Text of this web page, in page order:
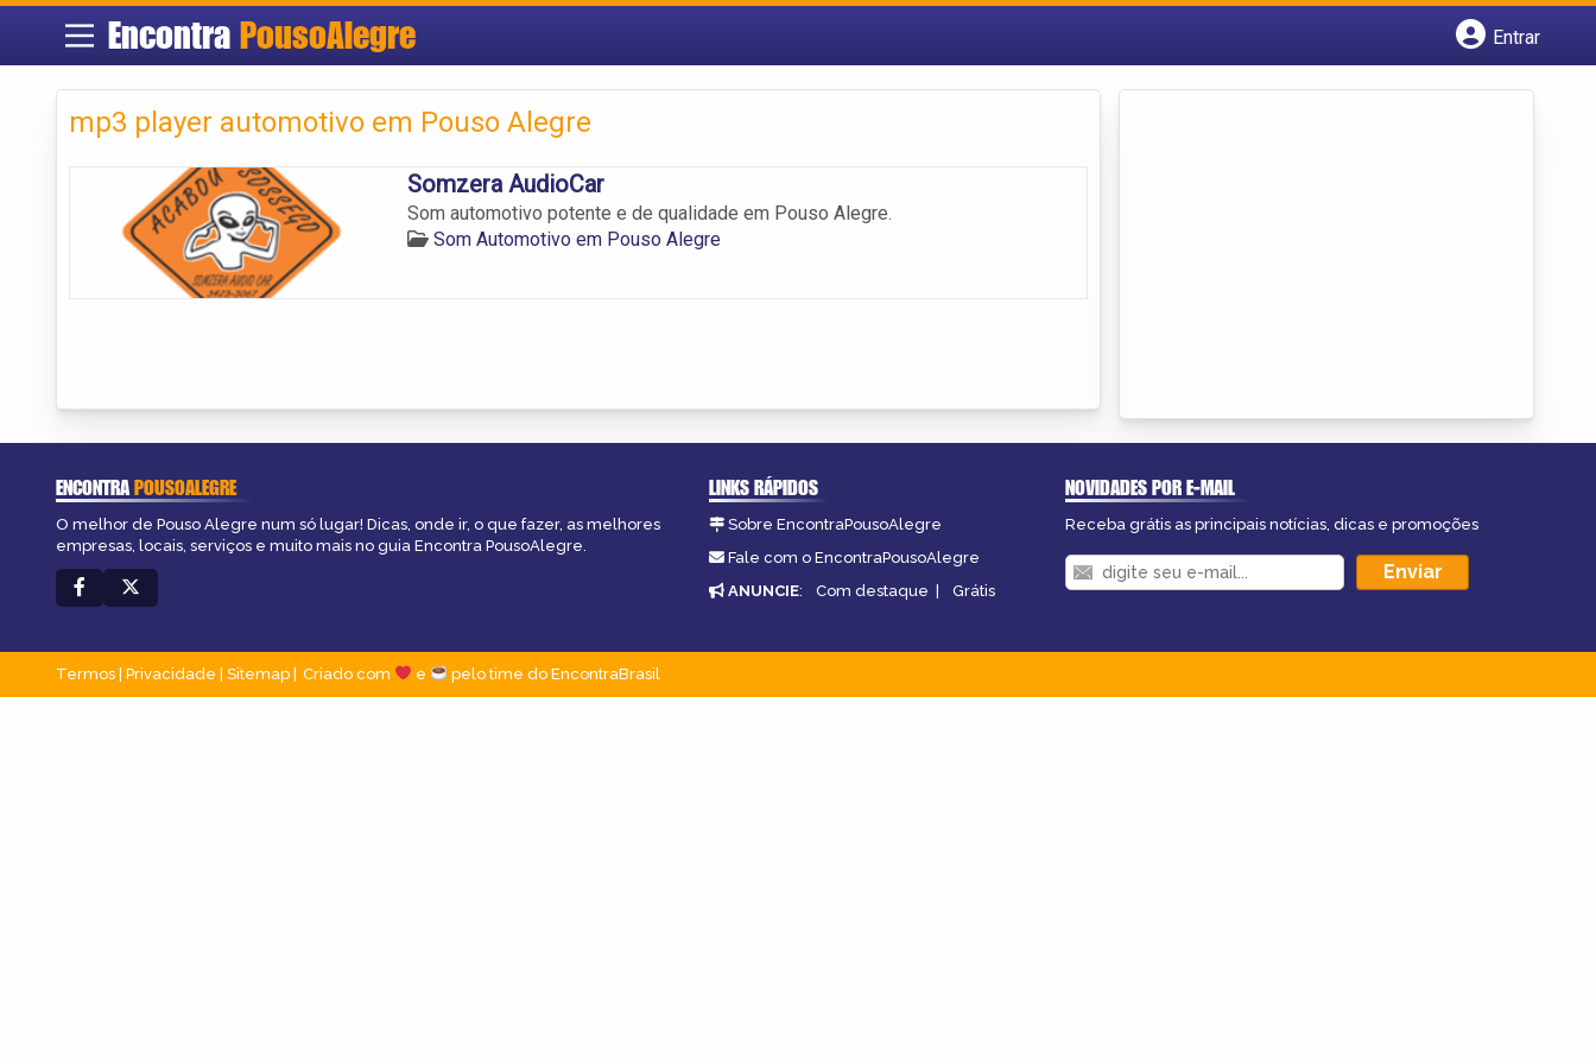
Encontra PousoAlegre
Entrar
mp3 player automotivo em Pouso Alegre
Somzera AudioCar
Som automotivo potente e de qualidade em Pouso Alegre.
Som Automotivo em Pouso Alegre
ENCONTRAPOUSOALEGRE
O melhor de Pouso Alegre num só lugar! Dicas, onde ir, o que fazer, as melhores
empresas, locais, serviços e muito mais no guia Encontra PousoAlegre.
LINKS RÁPIDOS
Sobre EncontraPousoAlegre
Fale com o EncontraPousoAlegre
ANUNCIE: Com destaque | Grátis
NOVIDADES POR E-MAIL
Receba grátis as principais notícias, dicas e promoções
Termos Privacidade Sitemap Criado com e pelo time do EncontraBrasil